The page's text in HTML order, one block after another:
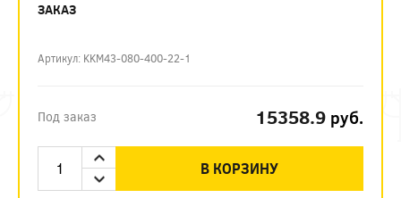
ЗАКАЗ
Артикул: KKM43-080-400-22-1
Под заказ 15358.9 руб.
В КОРЗИНУ